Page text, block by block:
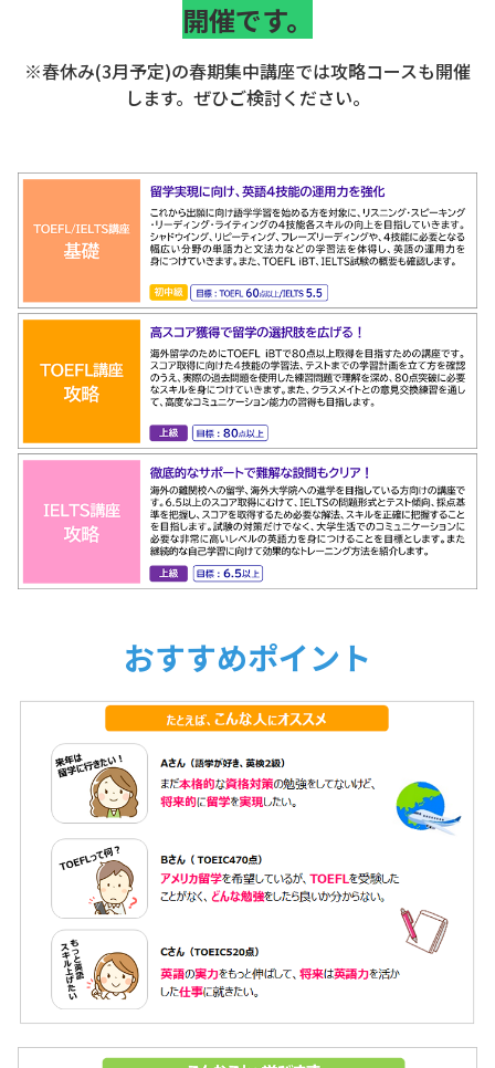
開催です。
※春休み(3月予定)の春期集中講座では攻略コースも開催
します。ぜひご検討ください。
おすすめポイント